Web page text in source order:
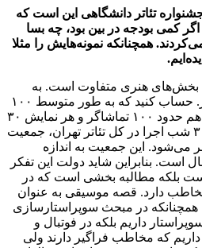
تئاتر دانشگاهی این است که
کمی بودجه در بین بود، چه بسا
همچنانکه نمونه‌هایش را مثلا
بخش‌های هنری متفاوت است. به
دلیل شرایط اقتصادی این هنر. حساب کنید که به طور متوسط ۱۰۰
سالن تئاتر داریم و هر سالنی هم حدود ۱۰۰ تماشاگر و هر نمایش ۳۰
شب اجرا داشته باشد. برای ۳۰ شب اجرا در کل تئاتر تهران، جمعیت
۳۰۰ هزار نفر می‌شود. این جمعیت به اندازه
فوتبال است. بنابراین شاید دولت این تفکر
بلکه مطالبه بخشی است که در
ماه، ۳۰۰ هزار مخاطب دارد. قصه موسیقی به عنوان
در مبحث سوپراستارسازی
داریم بلکه در فوتبال و
که مخاطب فراگیر دارند ولی